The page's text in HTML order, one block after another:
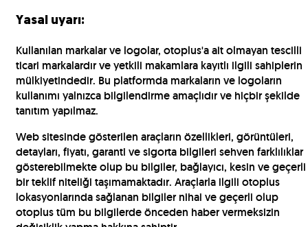
Yasal uyarı:
Kullanılan markalar ve logolar, otoplus'a ait olmayan tescilli
ticari markalardır ve yetkili makamlara kayıtlı ilgili sahiplerin
mülkiyetindedir. Bu platformda markaların ve logoların
kullanımı yalnızca bilgilendirme amaçlıdır ve hiçbir şekilde
tanıtım yapılmaz.
Web sitesinde gösterilen araçların özellikleri, görüntüleri,
detayları, fiyatı, garanti ve sigorta bilgileri sehven farklılıklar
gösterebilmekte olup bu bilgiler, bağlayıcı, kesin ve geçerli
bir teklif niteliği taşımamaktadır. Araçlarla ilgili otoplus
lokasyonlarında sağlanan bilgiler nihai ve geçerli olup
otoplus tüm bu bilgilerde önceden haber vermeksizin